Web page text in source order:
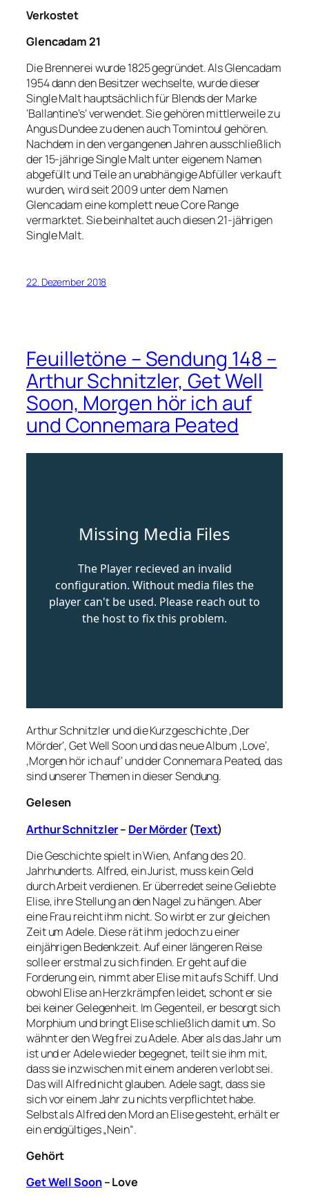
Verkostet
Glencadam 21
Die Brennerei wurde 1825 gegründet. Als Glencadam
1954 dann den Besitzer wechselte, wurde dieser
Single Malt hauptsächlich für Blends der Marke
‘Ballantine’s’ verwendet. Sie gehören mittlerweile zu
Angus Dundee zu denen auch Tomintoul gehören.
Nachdem in den vergangenen Jahren ausschließlich
der 15-jährige Single Malt unter eigenem Namen
abgefüllt und Teile an unabhängige Abfüller verkauft
wurden, wird seit 2009 unter dem Namen
Glencadam eine komplett neue Core Range
vermarktet. Sie beinhaltet auch diesen 21-jährigen
Single Malt.
22. Dezember 2018
Feuilletöne – Sendung 148 –
Arthur Schnitzler, Get Well
Soon, Morgen hör ich auf
und Connemara Peated
Arthur Schnitzler und die Kurzgeschichte ‚Der
Mörder‘, Get Well Soon und das neue Album ‚Love‘,
‚Morgen hör ich auf‘ und der Connemara Peated, das
sind unserer Themen in dieser Sendung.
Gelesen
Arthur Schnitzler– Der Mörder (Text)
Die Geschichte spielt in Wien, Anfang des 20.
Jahrhunderts. Alfred, ein Jurist, muss kein Geld
durch Arbeit verdienen. Er überredet seine Geliebte
Elise, ihre Stellung an den Nagel zu hängen. Aber
eine Frau reicht ihm nicht. So wirbt er zur gleichen
Zeit um Adele. Diese rät ihm jedoch zu einer
einjährigen Bedenkzeit. Auf einer längeren Reise
solle er erstmal zu sich finden. Er geht auf die
Forderung ein, nimmt aber Elise mit aufs Schiff. Und
obwohl Elise an Herzkrämpfen leidet, schont er sie
bei keiner Gelegenheit. Im Gegenteil, er besorgt sich
Morphium und bringt Elise schließlich damit um. So
wähnt er den Weg frei zu Adele. Aber als das Jahr um
ist und er Adele wieder begegnet, teilt sie ihm mit,
dass sie inzwischen mit einem anderen verlobt sei.
Das will Alfred nicht glauben. Adele sagt, dass sie
sich vor einem Jahr zu nichts verpflichtet habe.
Selbst als Alfred den Mord an Elise gesteht, erhält er
ein endgültiges „Nein“.
Gehört
Get Well Soon– Love